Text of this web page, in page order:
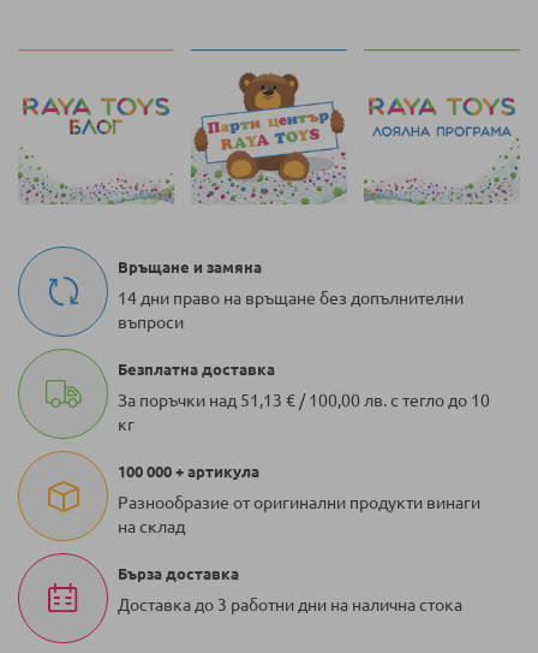
Връщане и замяна
14 дни право на връщане без допълнителни
въпроси
Безплатна доставка
За поръчки над 51,13 € / 100,00 лв. с тегло до 10
кг
100 000 + артикула
Разнообразие от оригинални продукти винаги
на склад
Бърза доставка
Доставка до 3 работни дни на налична стока